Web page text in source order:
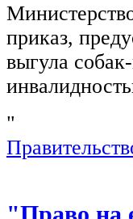
приказ,
выгула
"